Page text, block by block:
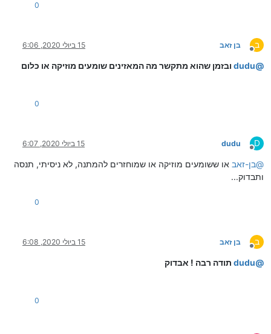
0
ב
מנותק
בן זאב 15 ביולי 2020, 6:06
@
dudu ובזמן שהוא מתקשר מה המאזינים שומעים מוזיקה או כלום
0
D
מנותק
dudu 15 ביולי 2020, 6:07
@בן-זאב או ששומעים מוזיקה או שמוחזרים להמתנה, לא ניסיתי, תנסה
ותבדוק...
0
ב
מנותק
בן זאב 15 ביולי 2020, 6:08
@
dudu תודה רבה ! אבדוק
0